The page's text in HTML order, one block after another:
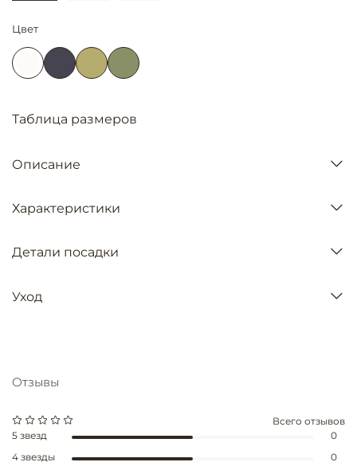
Цвет
Таблица размеров
Описание
Характеристики
Детали посадки
Уход
Отзывы
Всего отзывов
5 звезд
0
4 звезды
0